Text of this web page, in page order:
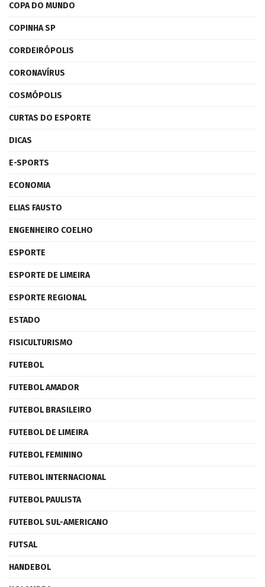
COPA DO MUNDO
COPINHA SP
CORDEIRÓPOLIS
CORONAVÍRUS
COSMÓPOLIS
CURTAS DO ESPORTE
DICAS
E-SPORTS
ECONOMIA
ELIAS FAUSTO
ENGENHEIRO COELHO
ESPORTE
ESPORTE DE LIMEIRA
ESPORTE REGIONAL
ESTADO
FISICULTURISMO
FUTEBOL
FUTEBOL AMADOR
FUTEBOL BRASILEIRO
FUTEBOL DE LIMEIRA
FUTEBOL FEMININO
FUTEBOL INTERNACIONAL
FUTEBOL PAULISTA
FUTEBOL SUL-AMERICANO
FUTSAL
HANDEBOL